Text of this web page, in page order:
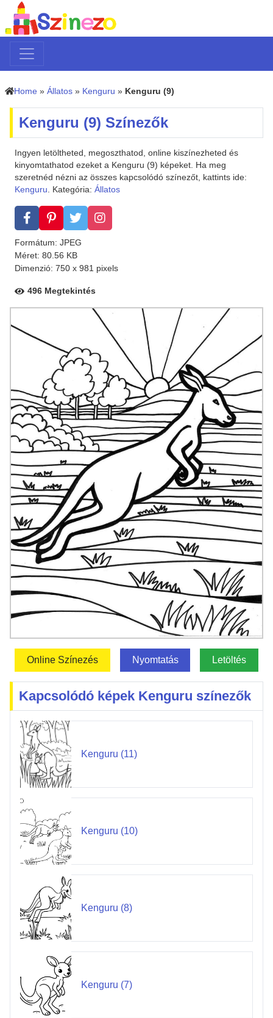
Home » Állatos » Kenguru » Kenguru (9)
Kenguru (9) Színezők
Ingyen letöltheted, megoszthatod, online kiszínezheted és
kinyomtathatod ezeket a Kenguru (9) képeket. Ha meg
szeretnéd nézni az összes kapcsolódó színezőt, kattints ide:
Kenguru. Kategória: Állatos
Formátum: JPEG
Méret: 80.56 KB
Dimenzió: 750 x 981 pixels
496 Megtekintés
Online Színezés Nyomtatás Letöltés
Kapcsolódó képek Kenguru színezők
Kenguru (11)
Kenguru (10)
Kenguru (8)
Kenguru (7)